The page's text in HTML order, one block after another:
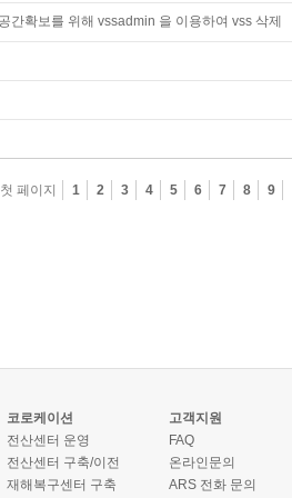
간확보를 위해 vssadmin 을 이용하여 vss 삭제
첫 페이지 1 2 3 4 5 6 7 8 9
코로케이션
전산센터 운영
전산센터 구축/이전
재해복구센터 구축
고객지원
FAQ
온라인문의
ARS 전화 문의